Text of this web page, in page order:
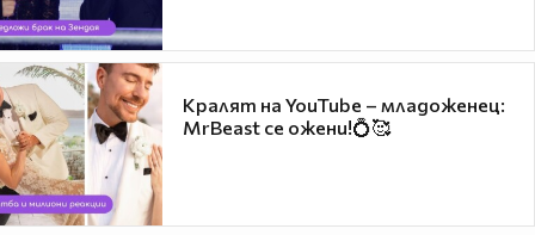
Кралят на YouTube – младоженец:
MrBeast се ожени!💍🥰